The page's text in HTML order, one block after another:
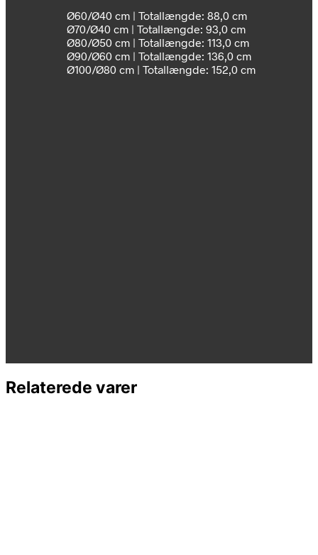
Ø60/Ø40 cm | Totallængde: 88,0 cm
Ø70/Ø40 cm | Totallængde: 93,0 cm
Ø80/Ø50 cm | Totallængde: 113,0 cm
Ø90/Ø60 cm | Totallængde: 136,0 cm
Ø100/Ø80 cm | Totallængde: 152,0 cm
Relaterede varer